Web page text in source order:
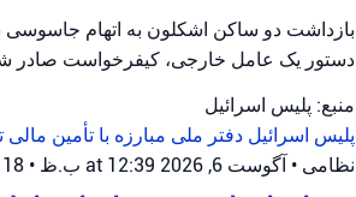
بازداشت دو ساکن اشکلون به اتهام جاسوسی
دستور یک عامل خارجی، کیفرخواست صادر
منبع: پلیس اسرائیل
پلیس اسرائیل دفتر ملی مبارزه با تأمین
نظامی • آگوست 6, 2026 at 12:39 ب.ظ • 18 ساعت پیش